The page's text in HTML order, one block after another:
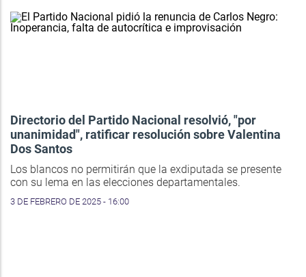
Directorio del Partido Nacional resolvió, "por
unanimidad", ratificar resolución sobre Valentina
Dos Santos
Los blancos no permitirán que la exdiputada se presente
con su lema en las elecciones departamentales.
3 DE FEBRERO DE 2025 - 16:00